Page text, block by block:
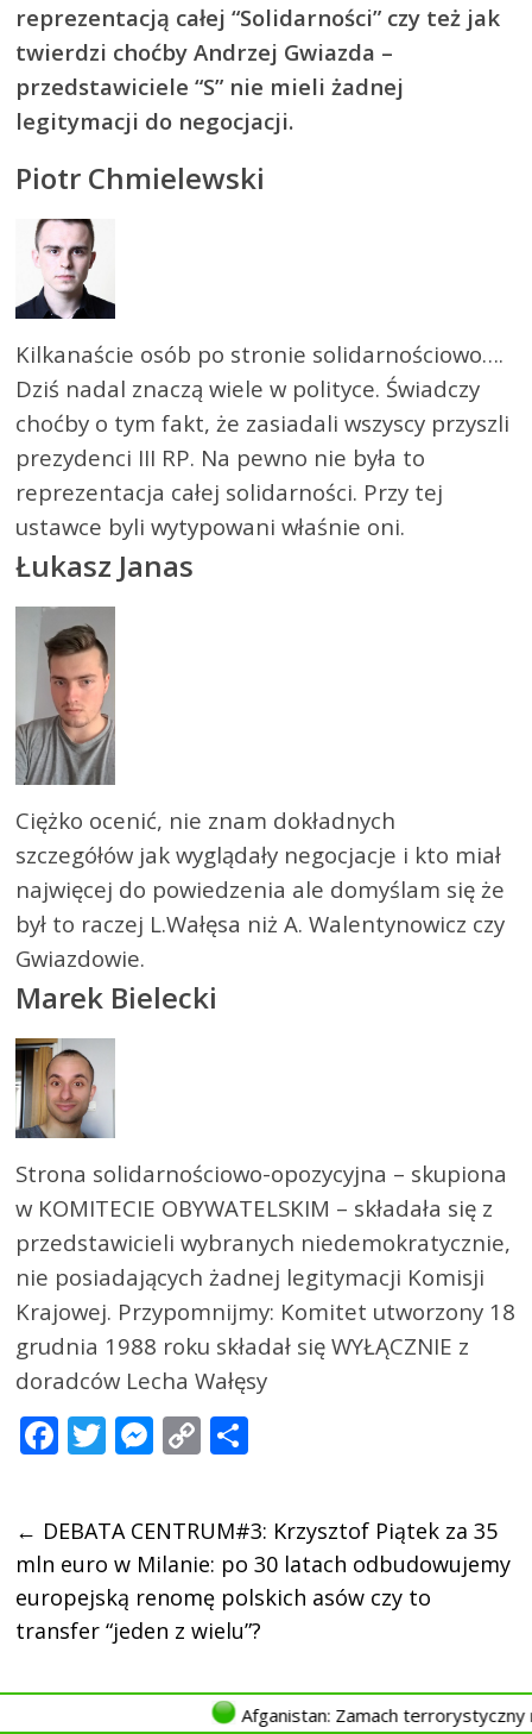
reprezentacją całej “Solidarności” czy też jak
twierdzi choćby Andrzej Gwiazda –
przedstawiciele “S” nie mieli żadnej
legitymacji do negocjacji.
Piotr Chmielewski
Kilkanaście osób po stronie solidarnościowo….
Dziś nadal znaczą wiele w polityce. Świadczy
choćby o tym fakt, że zasiadali wszyscy przyszli
prezydenci III RP. Na pewno nie była to
reprezentacja całej solidarności. Przy tej
ustawce byli wytypowani właśnie oni.
Łukasz Janas
Ciężko ocenić, nie znam dokładnych
szczegółów jak wyglądały negocjacje i kto miał
najwięcej do powiedzenia ale domyślam się że
był to raczej L.Wałęsa niż A. Walentynowicz czy
Gwiazdowie.
Marek Bielecki
Strona solidarnościowo-opozycyjna – skupiona
w KOMITECIE OBYWATELSKIM – składała się z
przedstawicieli wybranych niedemokratycznie,
nie posiadających żadnej legitymacji Komisji
Krajowej. Przypomnijmy: Komitet utworzony 18
grudnia 1988 roku składał się WYŁĄCZNIE z
doradców Lecha Wałęsy
F
e
b
o
o
T
itt
er
M
ss
e
n
g
C
p
y
Li
n
d
zi
el
si
← DEBATA CENTRUM#3: Krzysztof Piątek za 35
mln euro w Milanie: po 30 latach odbudowujemy
europejską renomę polskich asów czy to
transfer “jeden z wielu”?
Afganistan: Zamach terrorystyczny na